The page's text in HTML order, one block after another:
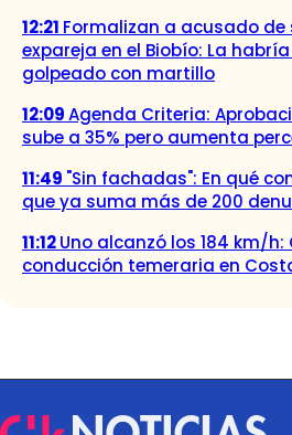
12:21 Formalizan a acusado de
expareja en el Biobío: La
golpeado con martillo
12:09Agenda Criteria:
sube a 35% pero aumenta
11:49 "Sin fachadas": En qué
que ya suma más de 200
11:12Uno alcanzó los 184 km/
conducción temeraria en